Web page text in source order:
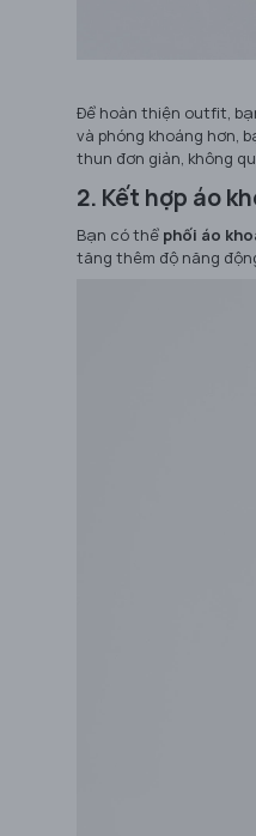
Để hoàn thiện outfit,
và phóng khoáng hơn,
thun đơn giản, không
2. Kết hợp áo
Bạn có thể phối áo
tăng thêm độ năng